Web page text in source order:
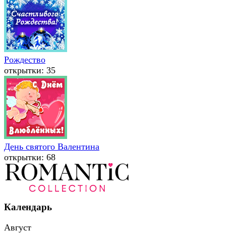
Рождество
открытки: 35
День святого Валентина
открытки: 68
Календарь
Август